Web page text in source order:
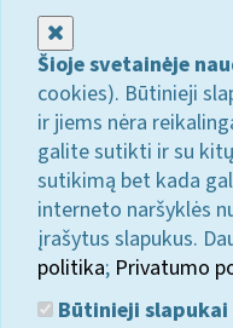
Šioje svetainėje
cookies). Būtinieji
ir jiems nėra
galite sutikti ir su
sutikimą bet kada
interneto naršyklės
įrašytus slapukus.
politika; Privatumo
Būtinieji slapukai